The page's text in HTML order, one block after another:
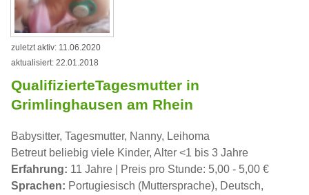
zuletzt aktiv: 11.06.2020
aktualisiert: 22.01.2018
QualifizierteTagesmutter in
Grimlinghausen am Rhein
Babysitter, Tagesmutter, Nanny, Leihoma
Betreut beliebig viele Kinder, Alter <1 bis 3 Jahre
Erfahrung: 11 Jahre | Preis pro Stunde: 5,00 - 5,00 €
Sprachen: Portugiesisch (Muttersprache), Deutsch,